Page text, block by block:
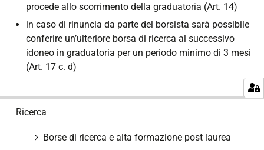
procede allo scorrimento della graduatoria (Art. 14)
in caso di rinuncia da parte del borsista sarà possibile
conferire un’ulteriore borsa di ricerca al successivo
idoneo in graduatoria per un periodo minimo di 3 mesi
(Art. 17 c. d)
Ricerca
Borse di ricerca e alta formazione post laurea